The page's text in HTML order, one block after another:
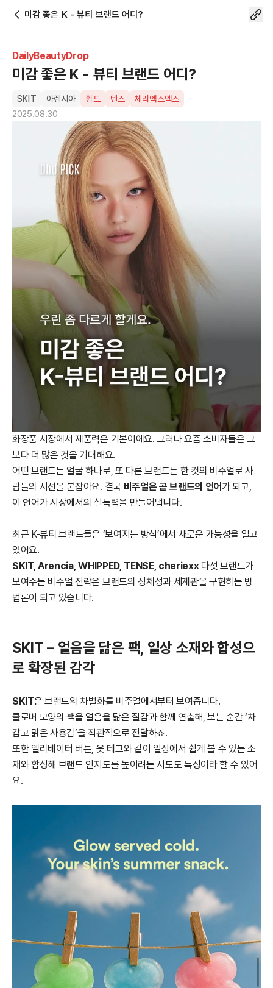
미감 좋은 K - 뷰티 브랜드 어디?
DailyBeautyDrop
미감 좋은 K - 뷰티 브랜드 어디?
SKIT 아렌시아 휩드 텐스 체리엑스엑스
2025.08.30
화장품 시장에서 제품력은 기본이에요. 그러나 요즘 소비자들은 그
보다 더 많은 것을 기대해요.
어떤 브랜드는 얼굴 하나로, 또 다른 브랜드는 한 컷의 비주얼로 사
람들의 시선을 붙잡아요. 결국 비주얼은 곧 브랜드의 언어 가 되고,
이 언어가 시장에서의 설득력을 만들어냅니다.
최근 K-뷰티 브랜드들은 ‘보여지는 방식’에서 새로운 가능성을 열고
있어요.
SKIT, Arencia, WHIPPED, TENSE, cheriexx다섯 브랜드가
보여주는 비주얼 전략은 브랜드의 정체성과 세계관을 구현하는 방
법론이 되고 있습니다.
SKIT – 얼음을 닮은 팩, 일상 소재와 합성으
로 확장된 감각
SKIT은 브랜드의 차별화를 비주얼에서부터 보여줍니다.
클로버 모양의 팩을 얼음을 닮은 질감과 함께 연출해, 보는 순간 ‘차
갑고 맑은 사용감’을 직관적으로 전달하죠.
또한 엘리베이터 버튼, 옷 테그와 같이 일상에서 쉽게 볼 수 있는 소
재와 합성해 브랜드 인지도를 높이려는 시도도 특징이라 할 수 있어
요.